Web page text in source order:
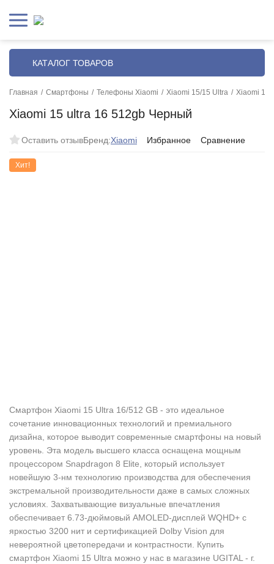
КАТАЛОГ ТОВАРОВ
Главная / Смартфоны / Телефоны Xiaomi / Xiaomi 15/15 Ultra / Xiaomi 15
Xiaomi 15 ultra 16 512gb Черный
Оставить отзывБренд:Xiaomi Избранное Сравнение
Хит!
Смартфон Xiaomi 15 Ultra 16/512 GB - это идеальное
сочетание инновационных технологий и премиального
дизайна, которое выводит современные смартфоны на новый
уровень. Эта модель высшего класса оснащена мощным
процессором Snapdragon 8 Elite, который использует
новейшую 3-нм технологию производства для обеспечения
экстремальной производительности даже в самых сложных
условиях. Захватывающие визуальные впечатления
обеспечивает 6.73-дюймовый AMOLED-дисплей WQHD+ с
яркостью 3200 нит и сертификацией Dolby Vision для
невероятной цветопередачи и контрастности. Купить
смартфон Xiaomi 15 Ultra можно у нас в магазине UGITAL - г.